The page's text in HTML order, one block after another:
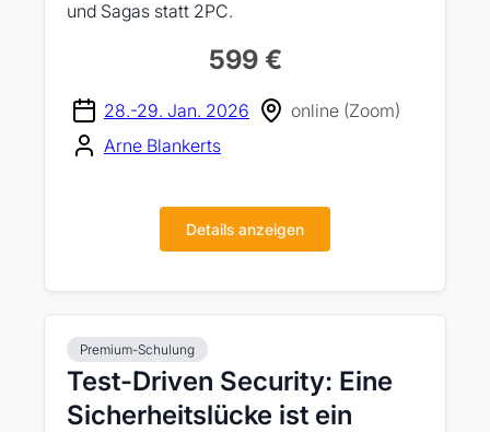
und Sagas statt 2PC.
599 €
28.-29. Jan. 2026
online (Zoom)
Arne Blankerts
Details anzeigen
Premium-Schulung
Test-Driven Security: Eine
Sicherheitslücke ist ein